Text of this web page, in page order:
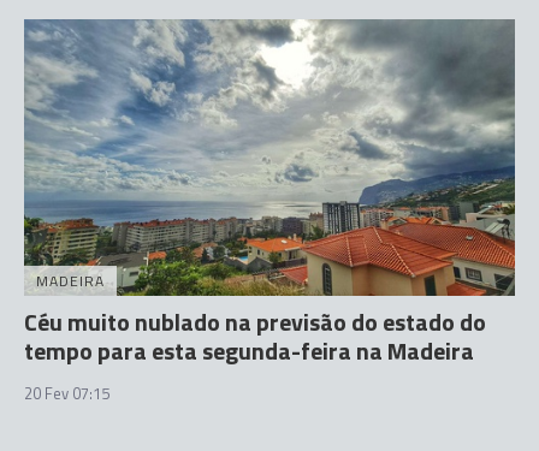
MADEIRA
Céu muito nublado na previsão do estado do
tempo para esta segunda-feira na Madeira
20 Fev 07:15